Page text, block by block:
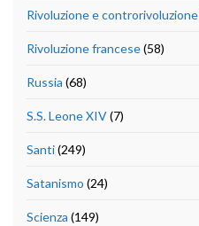
Rivoluzione e controrivoluzione
Rivoluzione francese(58)
Russia (68)
S.S. Leone XIV(7)
Santi(249)
Satanismo (24)
Scienza (149)